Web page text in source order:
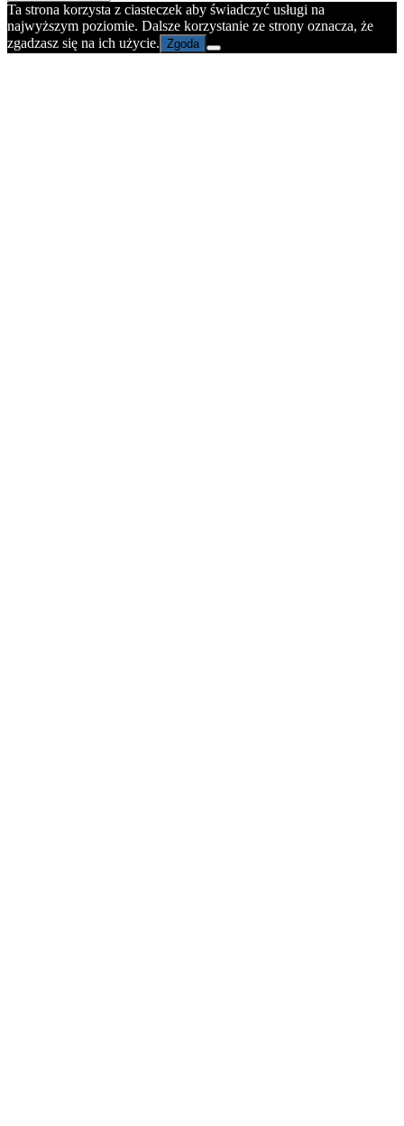
Ta strona korzysta z ciasteczek aby świadczyć usługi na
najwyższym poziomie. Dalsze korzystanie ze strony oznacza, że
zgadzasz się na ich użycie. Zgoda